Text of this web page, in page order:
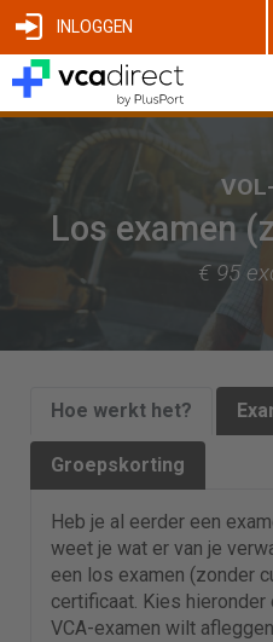
INLOGGEN
Los examen
€ 95
Hoe werkt het?
Groepskorting
Heb je al eerder een
weet je wat er van je
een los examen (zonder
certificaat. Kies hieronder
VCA-examen wilt